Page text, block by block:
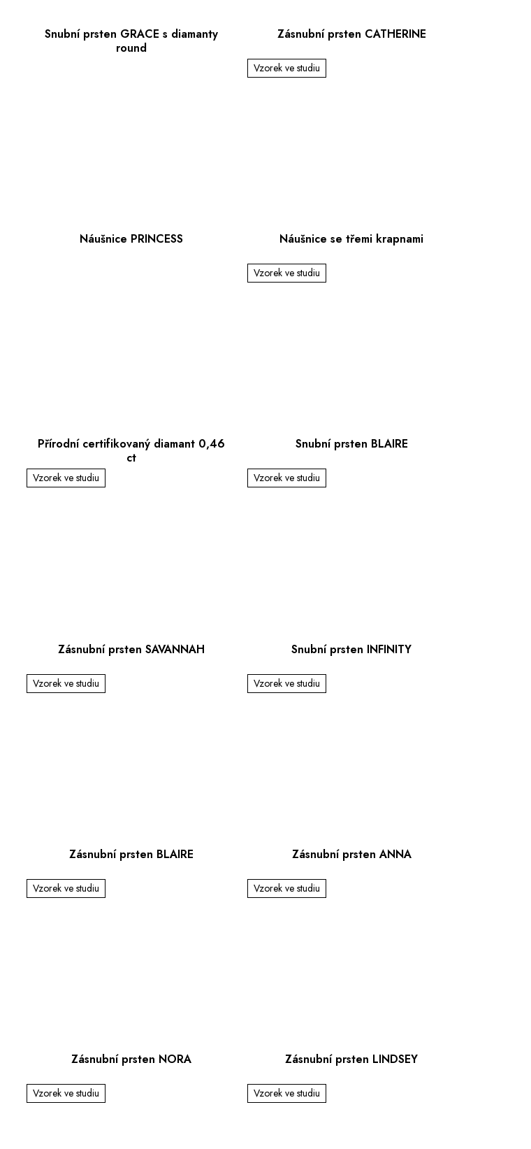
Snubní prsten GRACE s diamanty
round
Zásnubní prsten CATHERINE
Náušnice PRINCESS
Vzorek ve studiu
Náušnice se třemi krapnami
Přírodní certifikovaný diamant 0,46
ct
Vzorek ve studiu
Snubní prsten BLAIRE
Vzorek ve studiu
Zásnubní prsten SAVANNAH
Vzorek ve studiu
Snubní prsten INFINITY
Vzorek ve studiu
Zásnubní prsten BLAIRE
Vzorek ve studiu
Zásnubní prsten ANNA
Vzorek ve studiu
Zásnubní prsten NORA
Vzorek ve studiu
Zásnubní prsten LINDSEY
Vzorek ve studiu Vzorek ve studiu